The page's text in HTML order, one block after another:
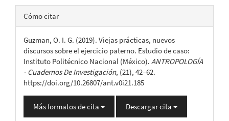
Detalles
del
artículo
Cómo citar
Guzman, O. I. G. (2019). Viejas prácticas, nuevos
discursos sobre el ejercicio paterno. Estudio de caso:
Instituto Politécnico Nacional (México). ANTROPOLOGÍA
- Cuadernos De Investigación, (21), 42–62.
https://doi.org/10.26807/ant.v0i21.185
Más formatos de cita Descargar cita